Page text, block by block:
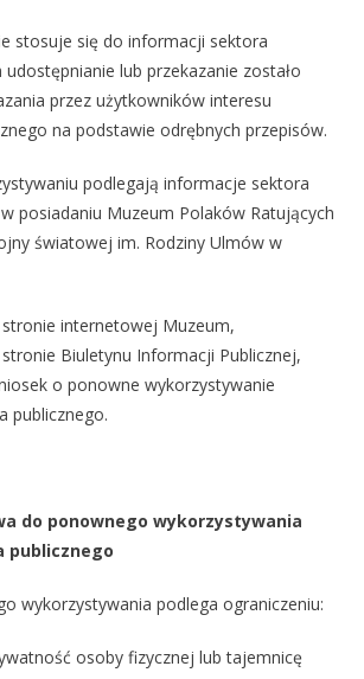
stosuje się do informacji sektora
lub przekazanie zostało
przez użytkowników interesu
na podstawie odrębnych przepisów.
podlegają informacje sektora
posiadaniu Muzeum Polaków Ratujących
światowej im. Rodziny Ulmów w
internetowej Muzeum,
Biuletynu Informacji Publicznej,
o ponowne wykorzystywanie
publicznego.
do ponownego wykorzystywania
publicznego
wykorzystywania podlega ograniczeniu:
osoby fizycznej lub tajemnicę